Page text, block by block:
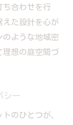
ち合わせを行
えた設計を心が
のような地域密
理想の庭空間づ
シー
のひとつが、